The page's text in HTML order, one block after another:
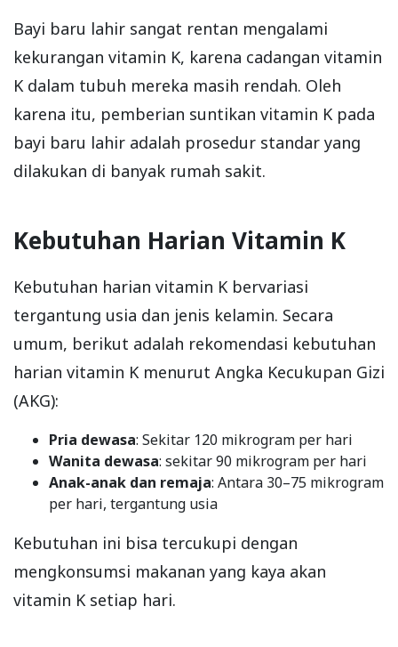
Bayi baru lahir sangat rentan mengalami
kekurangan vitamin K, karena cadangan vitamin
K dalam tubuh mereka masih rendah. Oleh
karena itu, pemberian suntikan vitamin K pada
bayi baru lahir adalah prosedur standar yang
dilakukan di banyak rumah sakit.
Kebutuhan Harian Vitamin K
Kebutuhan harian vitamin K bervariasi
tergantung usia dan jenis kelamin. Secara
umum, berikut adalah rekomendasi kebutuhan
harian vitamin K menurut Angka Kecukupan Gizi
(AKG):
Pria dewasa: Sekitar 120 mikrogram per hari
Wanita dewasa: sekitar 90 mikrogram per hari
Anak-anak dan remaja: Antara 30–75 mikrogram
per hari, tergantung usia
Kebutuhan ini bisa tercukupi dengan
mengkonsumsi makanan yang kaya akan
vitamin K setiap hari.